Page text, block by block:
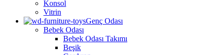
Konsol
Vitrin
Genç Odası
Bebek Odası
Bebek Odası Takımı
Beşik